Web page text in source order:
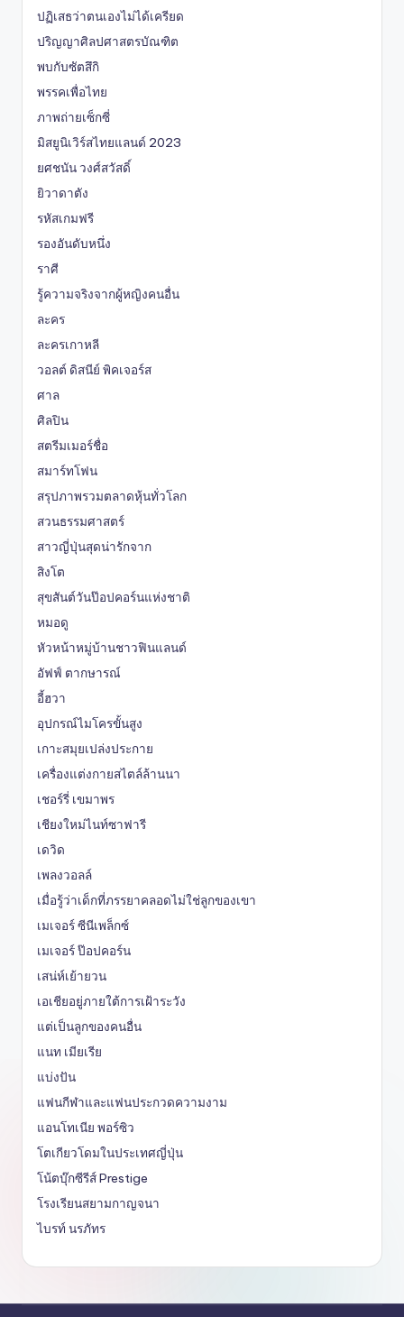
ปฏิเสธว่าตนเองไม่ได้เครียด
ปริญญาศิลปศาสตรบัณฑิต
พบกับซัตสึกิ
พรรคเพื่อไทย
ภาพถ่ายเซ็กซี่
มิสยูนิเวิร์สไทยแลนด์ 2023
ยศชนัน วงศ์สวัสดิ์
ยิวาดาตัง
รหัสเกมฟรี
รองอันดับหนึ่ง
ราศี
รู้ความจริงจากผู้หญิงคนอื่น
ละคร
ละครเกาหลี
วอลต์ ดิสนีย์ พิคเจอร์ส
ศาล
ศิลปิน
สตรีมเมอร์ชื่อ
สมาร์ทโฟน
สรุปภาพรวมตลาดหุ้นทั่วโลก
สวนธรรมศาสตร์
สาวญี่ปุ่นสุดน่ารักจาก
สิงโต
สุขสันต์วันป๊อปคอร์นแห่งชาติ
หมอดู
หัวหน้าหมู่บ้านชาวฟินแลนด์
อัฟฟ์ ตากษารณ์
อี้ฮวา
อุปกรณ์ไมโครขั้นสูง
เกาะสมุยเปล่งประกาย
เครื่องแต่งกายสไตล์ล้านนา
เชอร์รี่ เขมาพร
เชียงใหม่ไนท์ซาฟารี
เดวิด
เพลงวอลล์
เมื่อรู้ว่าเด็กที่ภรรยาคลอดไม่ใช่ลูกของเขา
เมเจอร์ ซีนีเพล็กซ์
เมเจอร์ ป๊อปคอร์น
เสน่ห์เย้ายวน
เอเชียอยู่ภายใต้การเฝ้าระวัง
แต่เป็นลูกของคนอื่น
แนท เมียเรีย
แบ่งปัน
แฟนกีฬาและแฟนประกวดความงาม
แอนโทเนีย พอร์ซิว
โตเกียวโดมในประเทศญี่ปุ่น
โน้ตบุ๊กซีรีส์ Prestige
โรงเรียนสยามกาญจนา
ไบรท์ นรภัทร